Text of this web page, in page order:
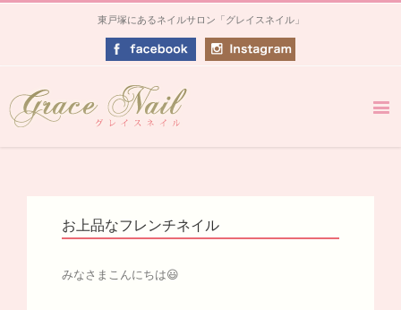
東戸塚にあるネイルサロン「グレイスネイル」
お上品なフレンチネイル
みなさまこんにちは😃